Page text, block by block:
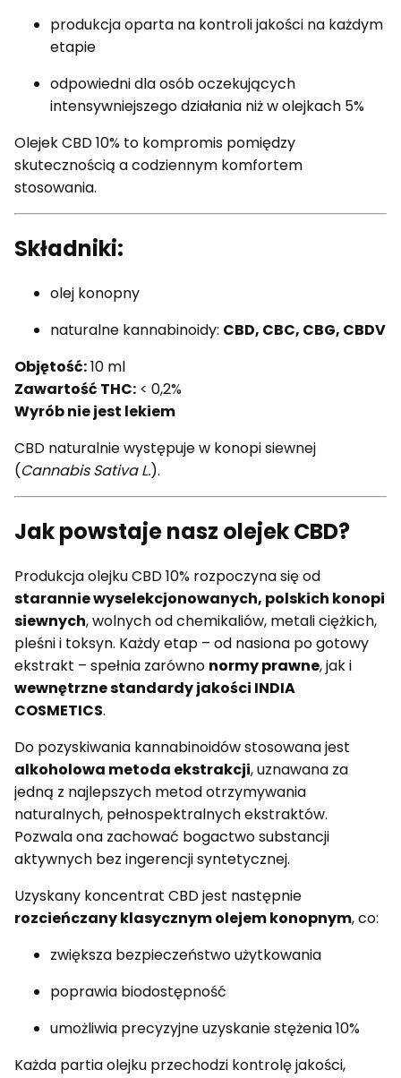
produkcja oparta na kontroli jakości na każdym
etapie
odpowiedni dla osób oczekujących
intensywniejszego działania niż w olejkach 5%
Olejek CBD 10% to kompromis pomiędzy
skutecznością a codziennym komfortem
stosowania.
Składniki:
olej konopny
naturalne kannabinoidy: CBD, CBC, CBG, CBDV
Objętość:10 ml
Zawartość THC: < 0,2%
Wyrób nie jest lekiem
CBD naturalnie występuje w konopi siewnej
(Cannabis Sativa L.).
Jak powstaje nasz olejek CBD?
Produkcja olejku CBD 10% rozpoczyna się od
starannie wyselekcjonowanych, polskich konopi
siewnych, wolnych od chemikaliów, metali ciężkich,
pleśni i toksyn. Każdy etap – od nasiona po gotowy
ekstrakt – spełnia zarówno normy prawne, jak i
wewnętrzne standardy jakości INDIA
COSMETICS.
Do pozyskiwania kannabinoidów stosowana jest
alkoholowa metoda ekstrakcji, uznawana za
jedną z najlepszych metod otrzymywania
naturalnych, pełnospektralnych ekstraktów.
Pozwala ona zachować bogactwo substancji
aktywnych bez ingerencji syntetycznej.
Uzyskany koncentrat CBD jest następnie
rozcieńczany klasycznym olejem konopnym, co:
zwiększa bezpieczeństwo użytkowania
poprawia biodostępność
umożliwia precyzyjne uzyskanie stężenia 10%
Każda partia olejku przechodzi kontrolę jakości,